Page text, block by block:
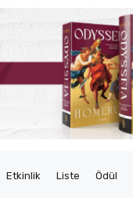
Etkinlik Liste Ödül